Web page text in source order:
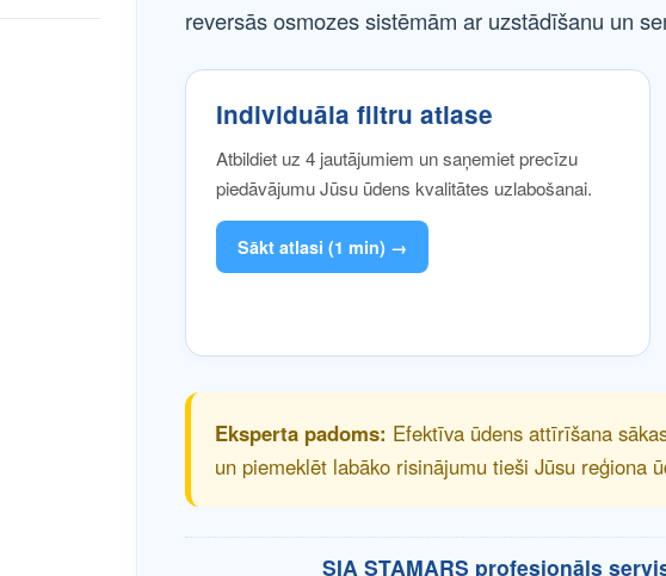
reversās osmozes sistēmām ar uzstādīšanu un
Individuāla filtru atlase
Atbildiet uz 4 jautājumiem un saņemiet precīzu
piedāvājumu Jūsu ūdens kvalitātes uzlabošanai.
Sākt atlasi (1 min) →
Eksperta padoms: Efektīva ūdens attīrīšana
un piemeklēt labāko risinājumu tieši Jūsu reģiona
SIA STAMARS profesionāls